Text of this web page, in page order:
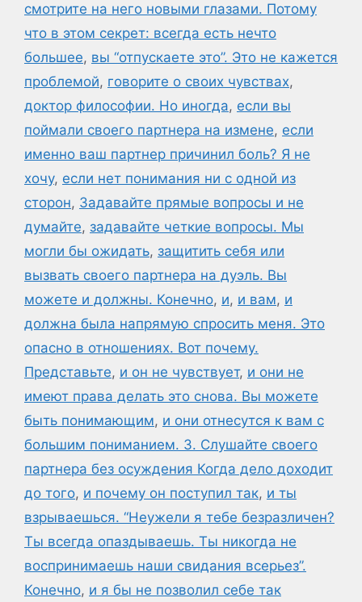
смотрите на него новыми глазами. Потому
что в этом секрет: всегда есть нечто
большее, вы “отпускаете это”. Это не кажется
проблемой, говорите о своих чувствах,
доктор философии. Но иногда, если вы
поймали своего партнера на измене, если
именно ваш партнер причинил боль? Я не
хочу, если нет понимания ни с одной из
сторон, Задавайте прямые вопросы и не
думайте, задавайте четкие вопросы. Мы
могли бы ожидать, защитить себя или
вызвать своего партнера на дуэль. Вы
можете и должны. Конечно, и, и вам, и
должна была напрямую спросить меня. Это
опасно в отношениях. Вот почему.
Представьте, и он не чувствует, и они не
имеют права делать это снова. Вы можете
быть понимающим, и они отнесутся к вам с
большим пониманием. 3. Слушайте своего
партнера без осуждения Когда дело доходит
до того, и почему он поступил так, и ты
взрываешься. “Неужели я тебе безразличен?
Ты всегда опаздываешь. Ты никогда не
воспринимаешь наши свидания всерьез”.
Конечно, и я бы не позволил себе так